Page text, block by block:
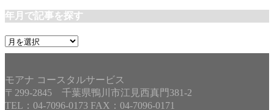
年月で記事を探す
年
月
記
事
を
モアナ コースタルサービス
〒299-2845 千葉県鴨川市江見西真門381-2
TEL：04-7096-0173 FAX：04-7096-0171